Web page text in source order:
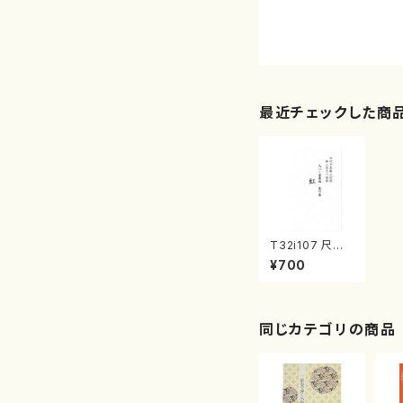
最近チェックした商
T32i107 尺八
二重奏曲 第六番
虹（尺八/初代 山
56
¥700
同じカテゴリの商品